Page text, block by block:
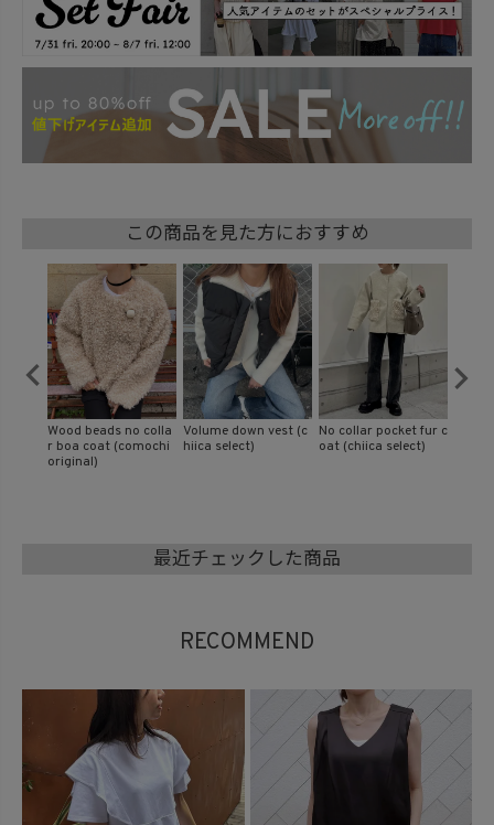
この商品を見た方におすすめ
No collar pocket fur c
oat (chiica select)
Half zip mix knit blou
son (kiharu select)
Vneck cable knit (kih
aru select)
最近チェックした商品
RECOMMEND